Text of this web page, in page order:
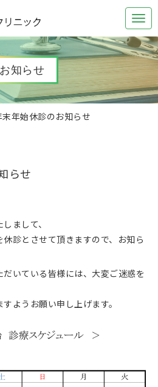
お知らせ
末年始休診のお知らせ
らせ
まして、
診とさせて頂きますので、お知ら
いている皆様には、大変ご迷惑を
ようお願い申し上げます。